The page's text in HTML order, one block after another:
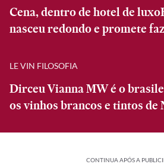
Cena, dentro de hotel de
nasceu redondo e promete
LE VIN FILOSOFIA
Dirceu Vianna MW é o
os vinhos brancos e tintos de
CONTINUA APÓS A